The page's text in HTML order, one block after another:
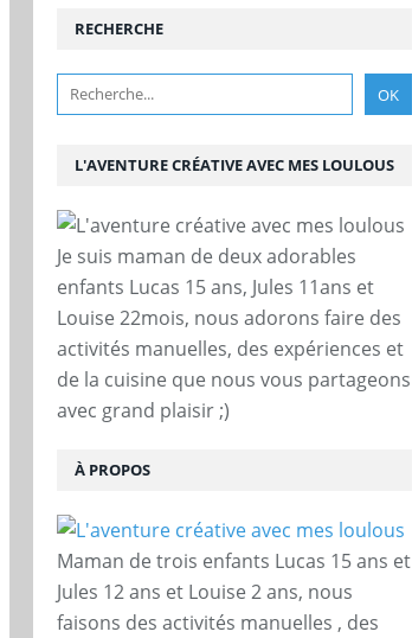
RECHERCHE
L'AVENTURE CRÉATIVE AVEC MES LOULOUS
Je suis maman de deux adorables
enfants Lucas 15 ans, Jules 11ans et
Louise 22mois, nous adorons faire des
activités manuelles, des expériences et
de la cuisine que nous vous partageons
avec grand plaisir ;)
À PROPOS
Maman de trois enfants Lucas 15 ans et
Jules 12 ans et Louise 2 ans, nous
faisons des activités manuelles , des